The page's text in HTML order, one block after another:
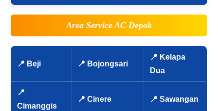
Area Service AC Depok
📍 Beji 📍 Bojongsari
📍 Kelapa
Dua
📍
Cimanggis
📍 Cinere 📍 Sawangan